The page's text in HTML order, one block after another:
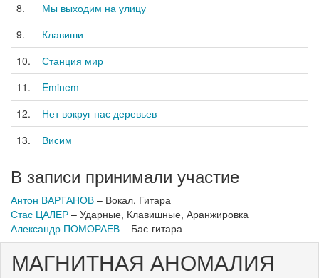
8.
Мы выходим на улицу
9.
Клавиши
10.
Станция мир
11.
Eminem
12.
Нет вокруг нас деревьев
13.
Висим
В записи принимали участие
Антон ВАРТАНОВ – Вокал, Гитара
Стас ЦАЛЕР – Ударные, Клавишные, Аранжировка
Александр ПОМОРАЕВ – Бас-гитара
МАГНИТНАЯ АНОМАЛИЯ